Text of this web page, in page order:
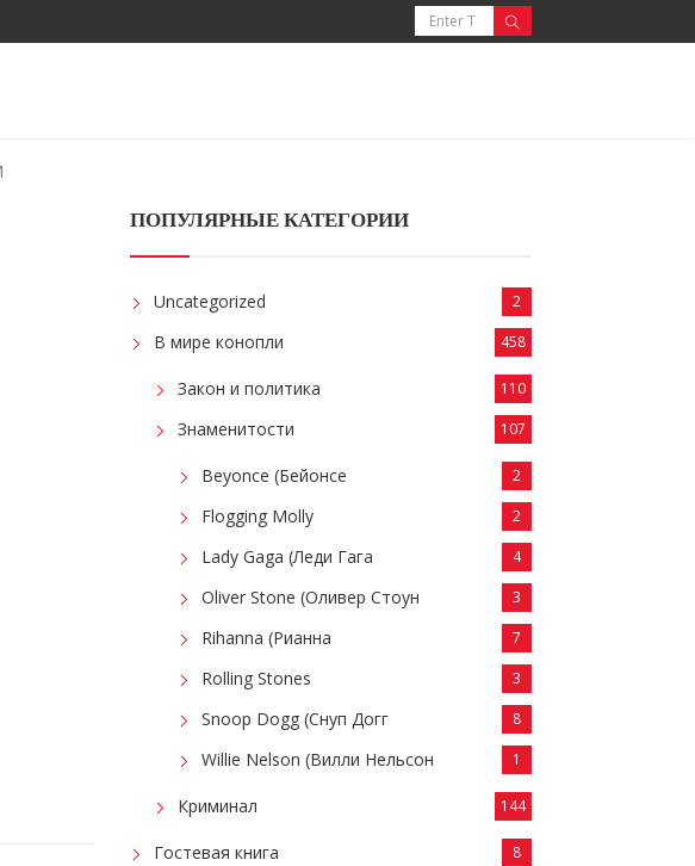
ПОПУЛЯРНЫЕ КАТЕГОРИИ
Uncategorized 2
В мире конопли 458
Закон и политика 110
Знаменитости 107
Beyonce (Бейонсе 2
Flogging Molly 2
Lady Gaga (Леди Гага 4
Oliver Stone (Оливер Стоун 3
Rihanna (Рианна 7
Rolling Stones 3
Snoop Dogg (Снуп Догг 8
Willie Nelson (Вилли Нельсон 1
Криминал 144
Гостевая книга 8